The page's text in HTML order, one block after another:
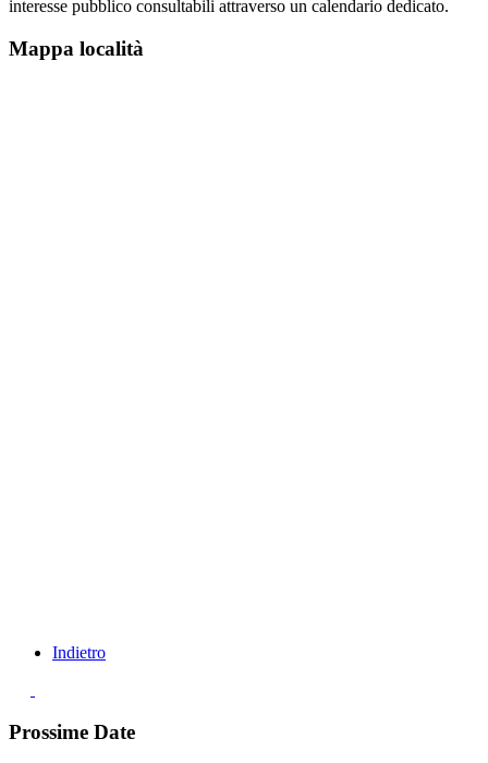
interesse pubblico consultabili attraverso un calendario dedicato.
Mappa località
Indietro
Prossime Date